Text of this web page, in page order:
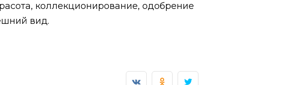
коллекционирование, одобрение
вид.